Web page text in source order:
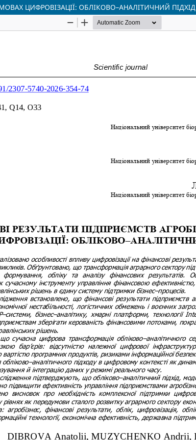
ЦИФРОВІЗАЦІЇ: ОБЛІКОВО–АНАЛІТИЧНИЙ ПІДХІД